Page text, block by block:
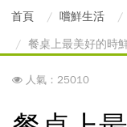
首頁 嚐鮮生活
餐桌上最美好的時
人氣：25010